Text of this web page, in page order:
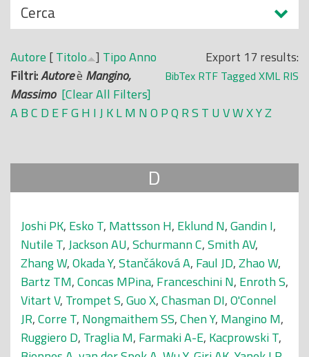
N
a
s
c
o
n
d
Cerca
Export 17 results:
BibTex RTF Tagged XML RIS
Autore [Titolo ] TipoAnno
Filtri:Autoreè Mangino,
Massimo [Clear All Filters]
ABC D EFG H IJ KLM N O PQ RS T U VWXYZ
D
Joshi PK, Esko T, Mattsson H, Eklund N,Gandin I,
Nutile T,Jackson AU,Schurmann C,Smith AV,
Zhang W,Okada Y,Stančáková A, Faul JD,Zhao W,
Bartz TM,Concas MPina, Franceschini N, Enroth S,
Vitart V, Trompet S,Guo X,Chasman DI,O'Connel
JR,Corre T, Nongmaithem SS,Chen Y, Mangino M,
Ruggiero D, Traglia M, Farmaki A-E, Kacprowski T,